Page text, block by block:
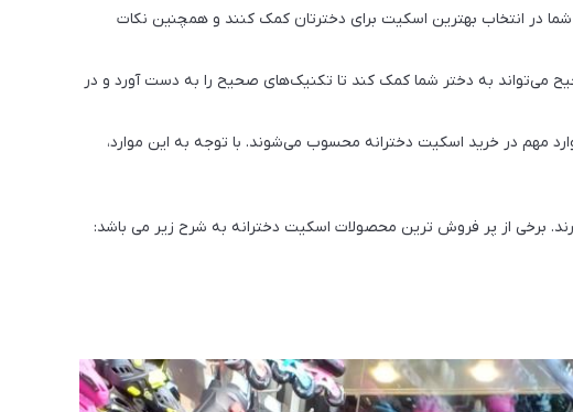
در انتخاب بهترین اسکیت برای دخترتان کمک کنند و همچنین نکات
می‌تواند به دختر شما کمک کند تا تکنیک‌های صحیح را به دست آورد و در
مهم در خرید اسکیت دخترانه محسوب می‌شوند. با توجه به این موارد،